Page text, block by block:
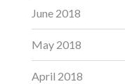
June 2018
May 2018
April 2018